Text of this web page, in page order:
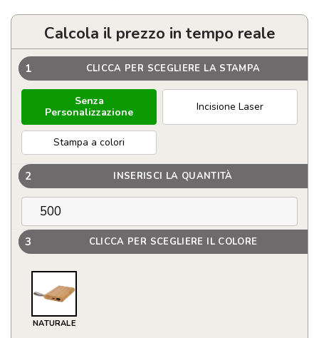
Calcola il prezzo in tempo reale
1 CLICCA PER SCEGLIERE LA STAMPA
Senza
Personalizzazione
Incisione Laser
Stampa a colori
2 INSERISCI LA QUANTITÀ
3 CLICCA PER SCEGLIERE IL COLORE
NATURALE